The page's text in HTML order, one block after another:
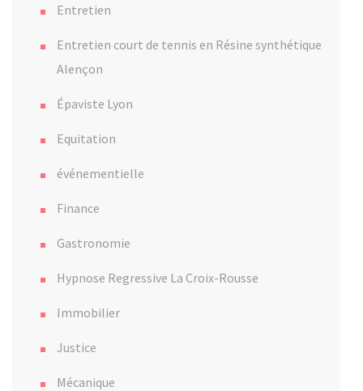
Entretien
Entretien court de tennis en Résine synthétique
Alençon
Épaviste Lyon
Equitation
événementielle
Finance
Gastronomie
Hypnose Regressive La Croix-Rousse
Immobilier
Justice
Mécanique